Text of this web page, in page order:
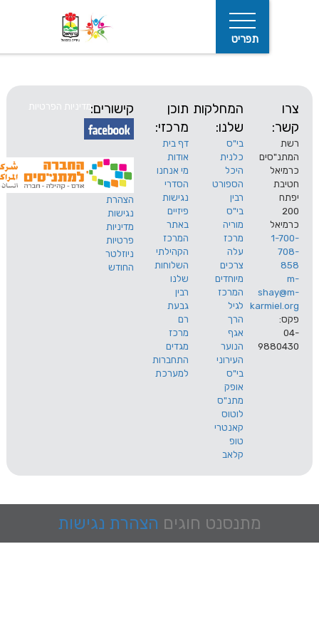
המחלקות
שלנו:
בי"ס
כלנית
היכל
הספורט
רבין
בי"ס
מוריה
מרכז
עלה
צרכים
מיוחדים
המרכז
לגיל
הרך
אגף
הנוער
תוכן
מרכזי:
דף בית
אודות
מי אנחנו
הסדרי
נגישות
פיזיים
באתר
המרכז
הקהילתי
השלוחות
שלנו
רבין
גבעת
רם
מרכז
מגדים
התחברות
למערכת
קישורים:
הצהרת
נגישות
מדיניות
פרטיות
ניוזלטר
החודש
מדיניות הפרטיות
מתנסנט חוגים הצהרת נגישות